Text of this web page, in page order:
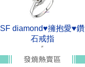
SF diamond♥擁抱愛♥鑽
石戒指